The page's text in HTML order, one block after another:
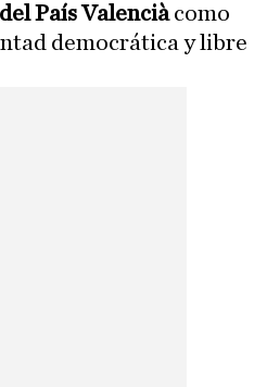
País Valenciàcomo
democrática y libre